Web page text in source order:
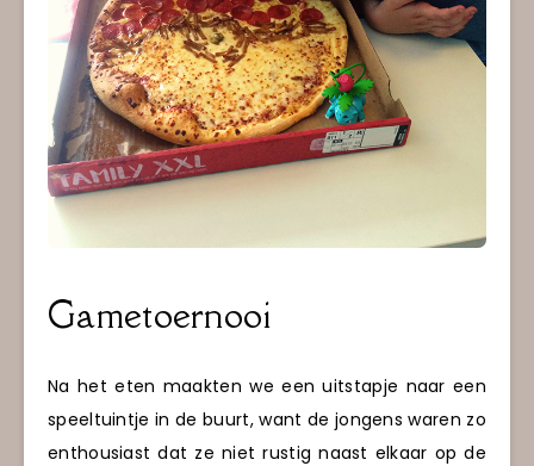
Gametoernooi
Na het eten maakten we een uitstapje naar een
speeltuintje in de buurt, want de jongens waren zo
enthousiast dat ze niet rustig naast elkaar op de